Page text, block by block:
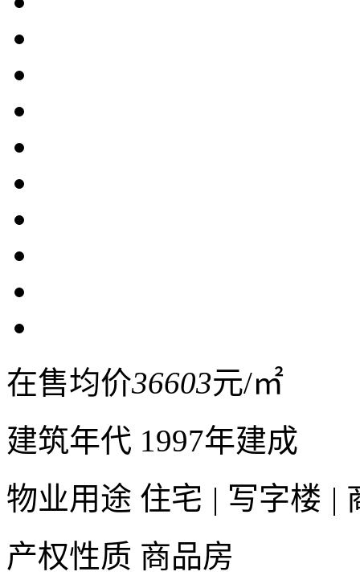
在售均价36603元/㎡
建筑年代 1997年建成
物业用途 住宅 | 写字楼 |
产权性质 商品房